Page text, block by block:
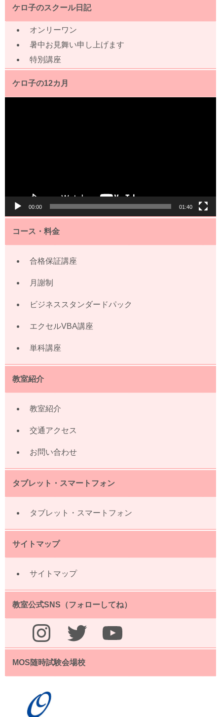
ケロ子のスクール日記
オンリーワン
暑中お見舞い申し上げます
特別講座
ケロ子の12カ月
00:00 01:40
コース・料金
合格保証講座
月謝制
ビジネススタンダードパック
エクセルVBA講座
単科講座
教室紹介
教室紹介
交通アクセス
お問い合わせ
タブレット・スマートフォン
タブレット・スマートフォン
サイトマップ
サイトマップ
教室公式SNS（フォローしてね）
Instagram Twitter YouTube
MOS随時試験会場校